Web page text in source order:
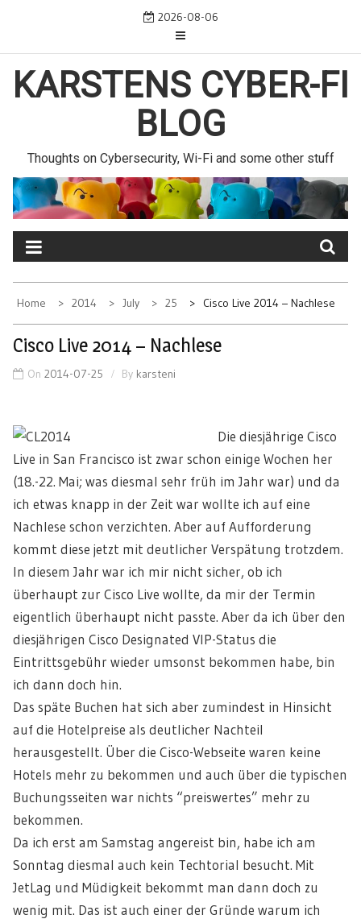
content
2026-08-06
KARSTENS CYBER-FI
BLOG
Thoughts on Cybersecurity, Wi-Fi and some other stuff
Home 2014 July 25 Cisco Live 2014 – Nachlese
Cisco Live 2014 – Nachlese
On 2014-07-25 By karsteni
Die diesjährige Cisco
Live in San Francisco ist zwar schon einige Wochen her
(18.-22. Mai; was diesmal sehr früh im Jahr war) und da
ich etwas knapp in der Zeit war wollte ich auf eine
Nachlese schon verzichten. Aber auf Aufforderung
kommt diese jetzt mit deutlicher Verspätung trotzdem.
In diesem Jahr war ich mir nicht sicher, ob ich
überhaupt zur Cisco Live wollte, da mir der Termin
eigentlich überhaupt nicht passte. Aber da ich über den
diesjährigen Cisco Designated VIP-Status die
Eintrittsgebühr wieder umsonst bekommen habe, bin
ich dann doch hin.
Das späte Buchen hat sich aber zumindest in Hinsicht
auf die Hotelpreise als deutlicher Nachteil
herausgestellt. Über die Cisco-Webseite waren keine
Hotels mehr zu bekommen und auch über die typischen
Buchungsseiten war nichts “preiswertes” mehr zu
bekommen.
Da ich erst am Samstag angereist bin, habe ich am
Sonntag diesmal auch kein Techtorial besucht. Mit
JetLag und Müdigkeit bekommt man dann doch zu
wenig mit. Das ist auch einer der Gründe warum ich